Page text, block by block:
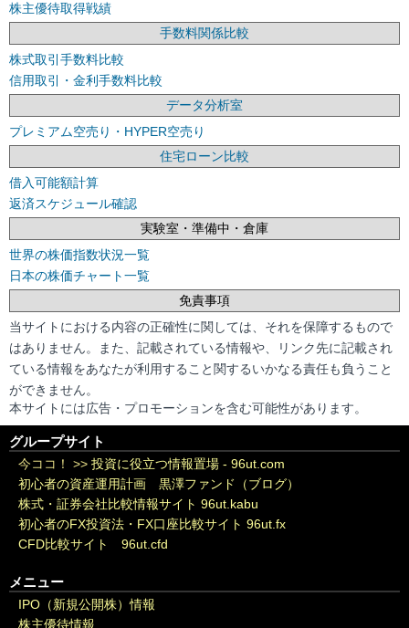
株主優待取得戦績
手数料関係比較
株式取引手数料比較
信用取引・金利手数料比較
データ分析室
プレミアム空売り・HYPER空売り
住宅ローン比較
借入可能額計算
返済スケジュール確認
実験室・準備中・倉庫
世界の株価指数状況一覧
日本の株価チャート一覧
免責事項
当サイトにおける内容の正確性に関しては、それを保障するもので
はありません。また、記載されている情報や、リンク先に記載され
ている情報をあなたが利用すること関するいかなる責任も負うこと
ができません。
本サイトには広告・プロモーションを含む可能性があります。
グループサイト
今ココ！ >> 投資に役立つ情報置場 - 96ut.com
初心者の資産運用計画 黒澤ファンド（ブログ）
株式・証券会社比較情報サイト 96ut.kabu
初心者のFX投資法・FX口座比較サイト 96ut.fx
CFD比較サイト 96ut.cfd
メニュー
IPO（新規公開株）情報
株主優待情報